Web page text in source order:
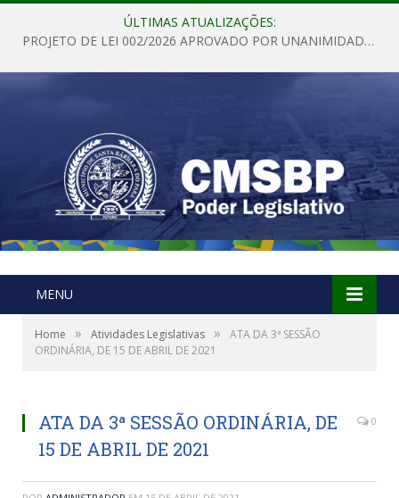
ÚLTIMAS ATUALIZAÇÕES:
PROJETO DE LEI 002/2026 APROVADO POR UNANIMIDADE EM SESSÃO ORDINÁRIA NESTA QUINTA – FEIRA 28 DE MAIO DE 2026
MENU
Home » Atividades Legislativas »
ATA DA 3ª SESSÃO
ORDINÁRIA, DE 15 DE ABRIL DE 2021
ATA DA 3ª SESSÃO ORDINÁRIA, DE
15 DE ABRIL DE 2021
0